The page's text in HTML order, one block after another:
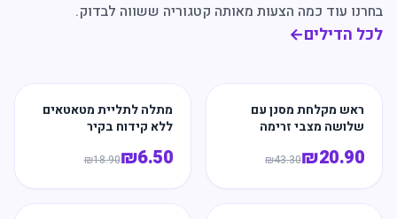
בחרנו עוד כמה הצעות מאותה קטגוריה ששווה לבדוק.
לכל הדילים←
ראש מקלחת מסנן עם
שלושה מצבי זרימה
₪20.90
₪43.30
מתלה לתליית מטאטאים
ללא קידוח בקיר
₪6.50
₪18.90